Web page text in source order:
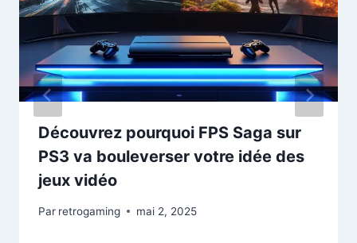
Découvrez pourquoi FPS Saga sur
PS3 va bouleverser votre idée des
jeux vidéo
Par retrogaming mai 2, 2025